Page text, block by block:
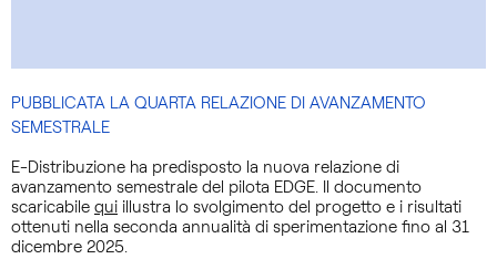
PUBBLICATA LA QUARTA RELAZIONE DI AVANZAMENTO
SEMESTRALE
E-Distribuzione ha predisposto la nuova relazione di
avanzamento semestrale del pilota EDGE. Il documento
scaricabile qui illustra lo svolgimento del progetto e i risultati
ottenuti nella seconda annualità di sperimentazione fino al 31
dicembre 2025.